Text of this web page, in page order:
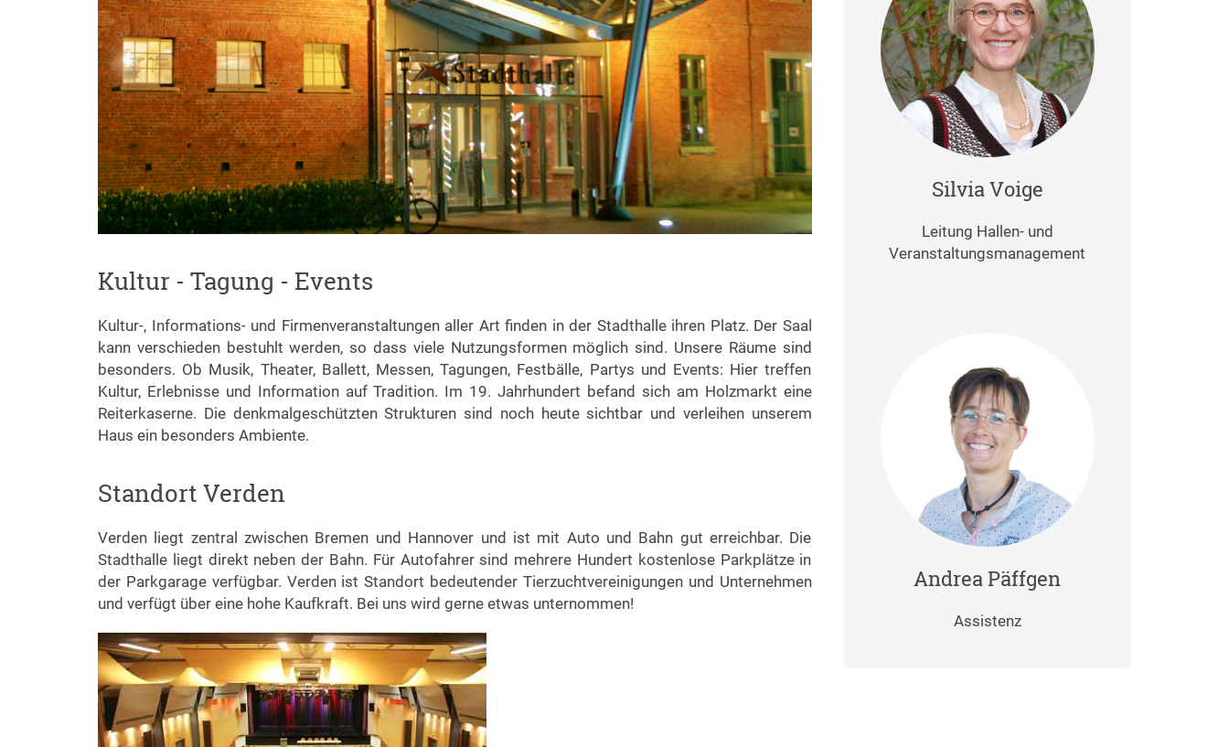
Kultur - Tagung - Events
Kultur-, Informations- und Firmenveranstaltungen aller Art finden in der Stadthalle ihren Platz. Der Saal
kann verschieden bestuhlt werden, so dass viele Nutzungsformen möglich sind. Unsere Räume sind
besonders. Ob Musik, Theater, Ballett, Messen, Tagungen, Festbälle, Partys und Events: Hier treffen
Kultur, Erlebnisse und Information auf Tradition. Im 19. Jahrhundert befand sich am Holzmarkt eine
Reiterkaserne. Die denkmalgeschützten Strukturen sind noch heute sichtbar und verleihen unserem
Haus ein besonders Ambiente.
Standort Verden
Verden liegt zentral zwischen Bremen und Hannover und ist mit Auto und Bahn gut erreichbar. Die
Stadthalle liegt direkt neben der Bahn. Für Autofahrer sind mehrere Hundert kostenlose Parkplätze in
der Parkgarage verfügbar. Verden ist Standort bedeutender Tierzuchtvereinigungen und Unternehmen
und verfügt über eine hohe Kaufkraft. Bei uns wird gerne etwas unternommen!
Silvia Voige
Leitung Hallen- und
Veranstaltungsmanagement
Andrea Päffgen
Assistenz